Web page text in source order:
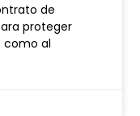
de
proteger
como al